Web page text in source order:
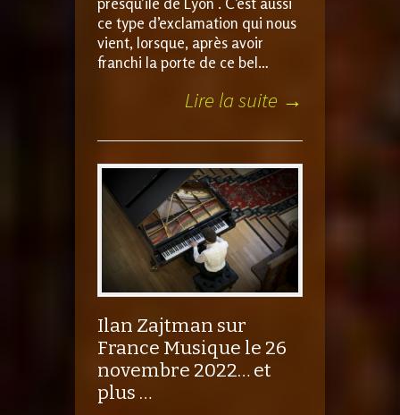
ce type d’exclamation qui nous
vient, lorsque, après avoir
franchi la porte de ce bel…
Lire la suite →
Ilan Zajtman sur
France Musique le 26
novembre 2022… et
plus …